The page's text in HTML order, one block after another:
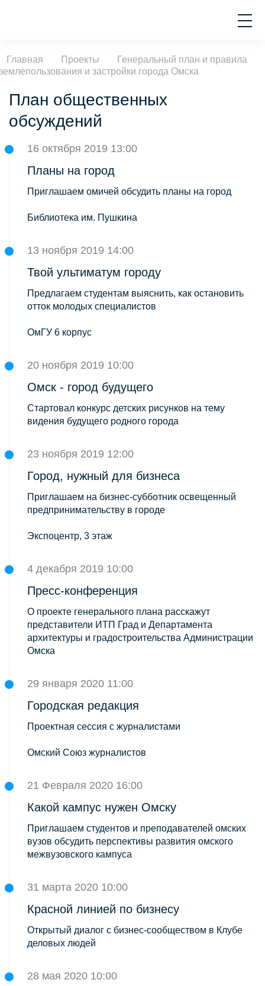
Главная Проекты
Генеральный план и правила
и застройки города Омска
План общественных
обсуждений
16 октября 2019 13:00
Планы на город
Приглашаем омичей обсудить планы на город
Библиотека им. Пушкина
13 ноября 2019 14:00
Твой ультиматум городу
Предлагаем студентам выяснить, как остановить
отток молодых специалистов
ОмГУ 6 корпус
20 ноября 2019 10:00
Омск - город будущего
Стартовал конкурс детских рисунков на тему
видения будущего родного города
23 ноября 2019 12:00
Город, нужный для бизнеса
Приглашаем на бизнес-субботник освещенный
предпринимательству в городе
Экспоцентр, 3 этаж
4 декабря 2019 10:00
Пресс-конференция
О проекте генерального плана расскажут
представители ИТП Град и Департамента
архитектуры и градостроительства Администрации
Омска
29 января 2020 11:00
Городская редакция
Проектная сессия с журналистами
Омский Союз журналистов
21 Февраля 2020 16:00
Какой кампус нужен Омску
Приглашаем студентов и преподавателей омских
вузов обсудить перспективы развития омского
межвузовского кампуса
31 марта 2020 10:00
Красной линией по бизнесу
Открытый диалог с бизнес-сообществом в Клубе
деловых людей
28 мая 2020 10:00